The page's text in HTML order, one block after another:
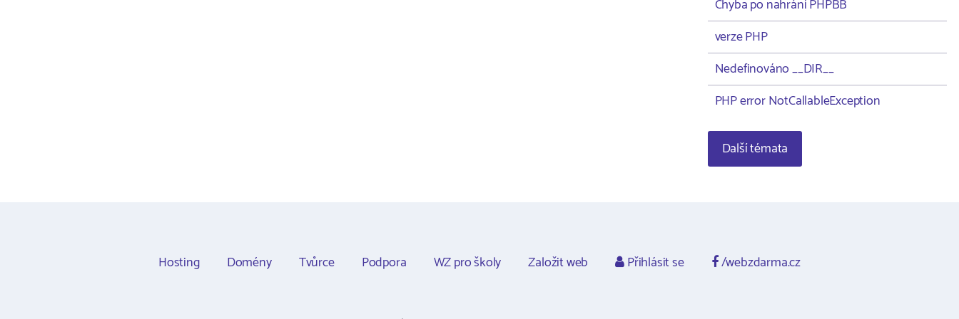
Chyba po nahrání PHPBB
verze PHP
Nedefinováno __DIR__
PHP error NotCallableException
Další témata
Hosting Domény Tvůrce Podpora WZ pro školy Založit web Přihlásit se /webzdarma.cz